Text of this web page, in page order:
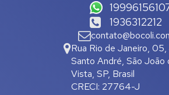
1936312212
Rua Rio de Janeiro, 05,
Santo André, São João
Vista, SP, Brasil
CRECI: 27764-J